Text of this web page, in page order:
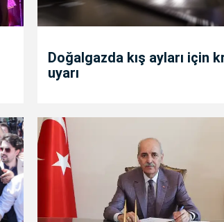
Doğalgazda kış ayları için
uyarı